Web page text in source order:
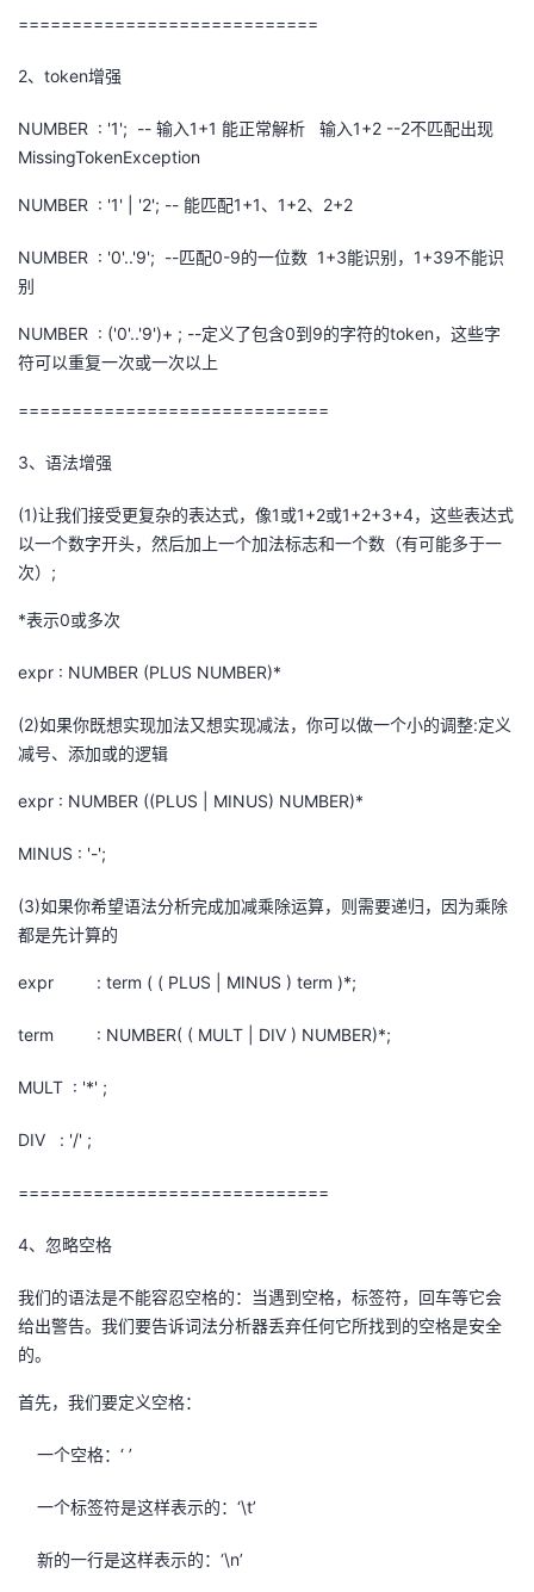
============================
2、 token增强
NUMBER : '1'; -- 输入1+1 能正常解析 输入1+2 --2不匹配出现
MissingTokenException
NUMBER : '1' | '2'; -- 能匹配1+1、 1+2、 2+2
NUMBER : '0'..'9'; --匹配0-9的一位数 1+3能识别， 1+39不能识
别
NUMBER : ('0'..'9')+ ; --定义了包含0到9的字符的token，这些字
符可以重复一次或一次以上
=============================
3、语法增强
(1)让我们接受更复杂的表达式，像1或1+2或1+2+3+4，这些表达式
以一个数字开头，然后加上一个加法标志和一个数（有可能多于一
次） ;
*表示0或多次
expr : NUMBER (PLUS NUMBER)*
(2)如果你既想实现加法又想实现减法，你可以做一个小的调整:定义
减号、添加或的逻辑
expr : NUMBER ((PLUS | MINUS) NUMBER)*
MINUS : '-';
(3)如果你希望语法分析完成加减乘除运算，则需要递归，因为乘除
都是先计算的
expr : term ( ( PLUS | MINUS ) term )*;
term : NUMBER( ( MULT | DIV ) NUMBER)*;
MULT : '*' ;
DIV : '/' ;
=============================
4、忽略空格
我们的语法是不能容忍空格的：当遇到空格，标签符，回车等它会
给出警告。我们要告诉词法分析器丢弃任何它所找到的空格是安全
的。
首先，我们要定义空格：
一个空格：‘ ’
一个标签符是这样表示的：‘\t’
新的一行是这样表示的：‘\n’